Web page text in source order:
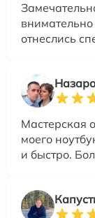
отнеслись
Мастерская
моего
и быстро.